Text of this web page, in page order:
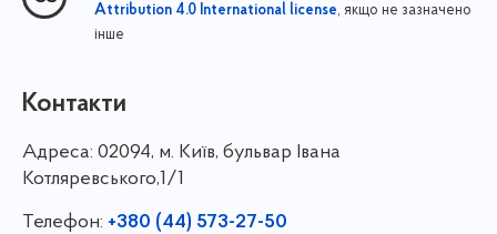
Attribution 4.0 International license, якщо не зазначено
інше
Контакти
Адреса: 02094, м. Київ, бульвар Івана
Котляревського,1/1
Телефон: +380 (44) 573-27-50